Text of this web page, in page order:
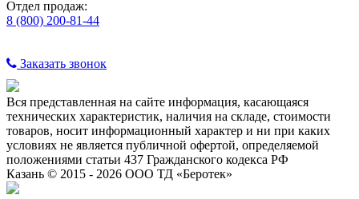
Отдел продаж:
8 (800) 200-81-44
Заказать звонок
Вся представленная на сайте информация, касающаяся
технических характеристик, наличия на складе, стоимости
товаров, носит информационный характер и ни при каких
условиях не является публичной офертой, определяемой
положениями статьи 437 Гражданского кодекса РФ
Казань © 2015 - 2026 ООО ТД «Беротек»